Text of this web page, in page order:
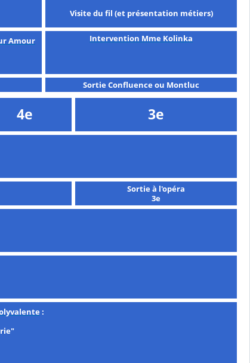
Visite du fil (et présentation métiers)
Amour
Intervention Mme Kolinka
Sortie Confluence ou Montluc
4e 3e
Sortie à l'opéra
3e
: